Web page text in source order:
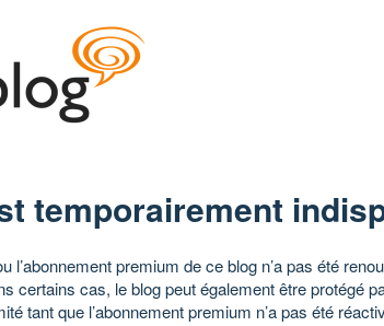
temporairement
l’abonnement premium de ce blog n’a pas été
certains cas, le blog peut également être protégé
tant que l’abonnement premium n’a pas été